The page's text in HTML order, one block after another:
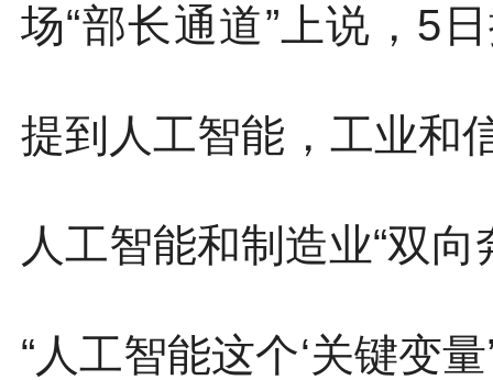
场“部长通道”上说，5
提到人工智能，工业和
人工智能和制造业“双向
“人工智能这个‘关键变